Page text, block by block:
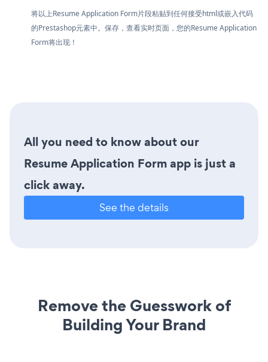
将以上Resume Application Form片段粘贴到任何接受html或嵌入代码
的Prestashop元素中。保存，查看实时页面，您的Resume Application
Form将出现！
All you need to know about our
Resume Application Form app is just a
click away.
See the details
Remove the Guesswork of
Building Your Brand